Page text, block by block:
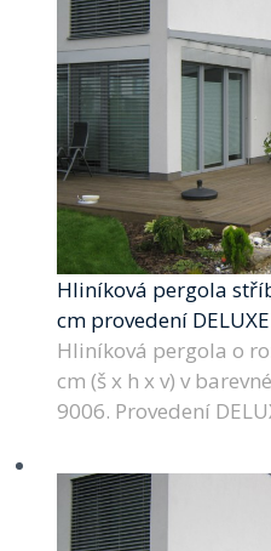
Hliníková pergola
cm provedení DELUXE
Hliníková pergola o
cm (š x h x v) v
9006. Provedení